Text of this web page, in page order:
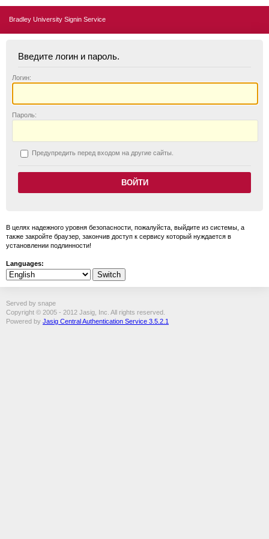
Bradley University Signin Service
Введите логин и пароль.
Логин:
Пароль:
Предупредить перед входом на другие сайты.
В целях надежного уровня безопасности, пожалуйста, выйдите из системы, а
также закройте браузер, закончив доступ к сервису который нуждается в
установлении подлинности!
Languages:
Served by snape
Copyright © 2005 - 2012 Jasig, Inc. All rights reserved.
Powered by Jasig Central Authentication Service 3.5.2.1